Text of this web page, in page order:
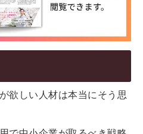
欲しい人材は本当にそう思